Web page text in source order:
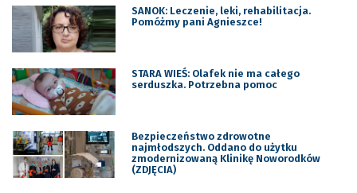
SANOK: Leczenie, leki, rehabilitacja.
Pomóżmy pani Agnieszce!
STARA WIEŚ: Olafek nie ma całego
serduszka. Potrzebna pomoc
Bezpieczeństwo zdrowotne
najmłodszych. Oddano do użytku
zmodernizowaną Klinikę Noworodków
(ZDJĘCIA)